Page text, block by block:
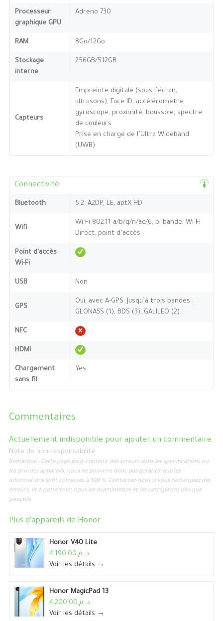
Processeur
graphique GPU
Adreno 730
RAM 8Go/12Go
Stockage
interne
256GB/512GB
Capteurs
Empreinte digitale (sous l’écran,
ultrasons), Face ID, accéléromètre,
gyroscope, proximité, boussole, spectre
de couleurs
Prise en charge de l’Ultra Wideband
(UWB)
Connectivité
Bluetooth 5.2, A2DP, LE, aptX HD
Wifi
Wi-Fi 802.11 a/b/g/n/ac/6, bi-bande, Wi-Fi
Direct, point d’accès
Point d'accès
Wi-Fi
USB Non
GPS
Oui, avec A-GPS. Jusqu’à trois bandes :
GLONASS (1), BDS (3), GALILEO (2)
NFC
HDMI
Chargement
sans fil
Yes
Commentaires
Actuellement indisponible pour ajouter un commentaire.
Note de non-responsabilité
Remarque : Cette page peut contenir des erreurs dans les spécifications ou
les prix des appareils, nous ne pouvons donc pas garantir que les
informations sont correctes à 100 %. Contactez-nous si vous remarquez des
erreurs, et à notre tour, nous les examinerons et les corrigerons dès que
possible.
Plus d'appareils de Honor
Honor V40 Lite
د. م.4,190.00
Voir les détails →
Honor MagicPad 13
د. م.4,200.00
Voir les détails →